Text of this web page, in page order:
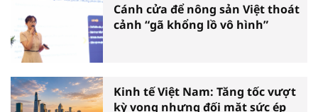
Cánh cửa để nông sản Việt thoát
cảnh “gã khổng lồ vô hình”
Kinh tế Việt Nam: Tăng tốc vượt
kỳ vọng nhưng đối mặt sức ép